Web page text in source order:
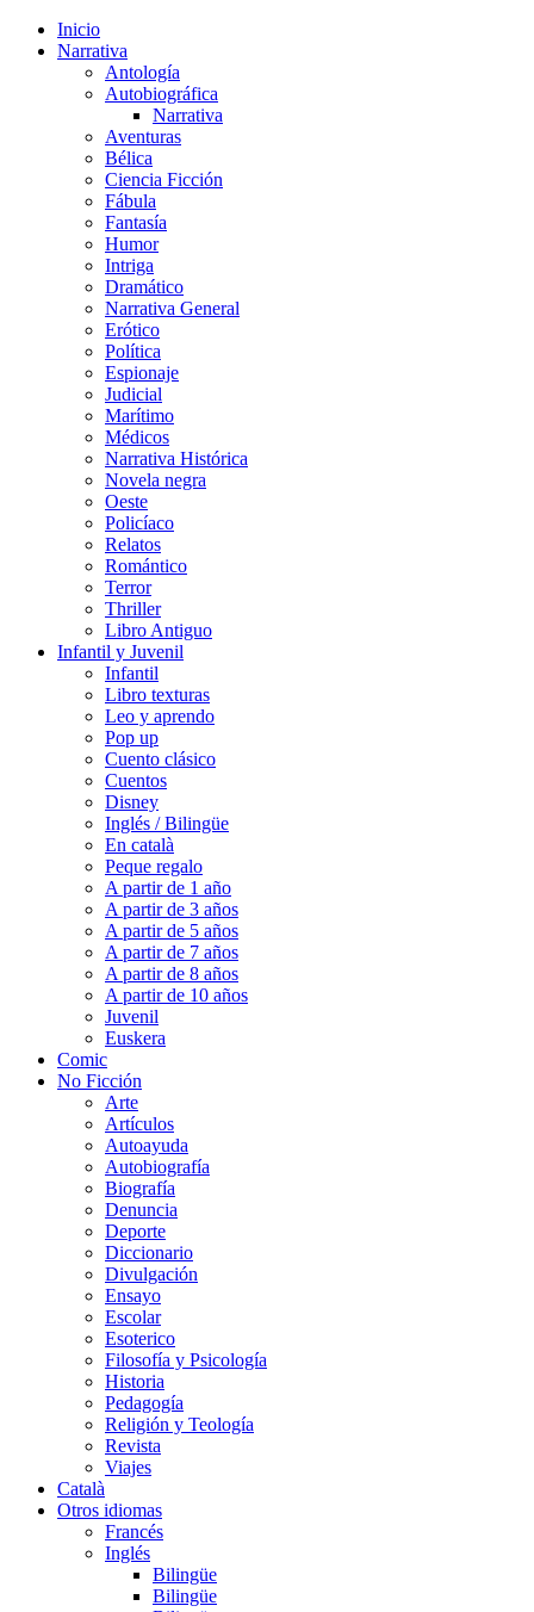
Inicio
Narrativa
Antología
Autobiográfica
Narrativa
Aventuras
Bélica
Ciencia Ficción
Fábula
Fantasía
Humor
Intriga
Dramático
Narrativa General
Erótico
Política
Espionaje
Judicial
Marítimo
Médicos
Narrativa Histórica
Novela negra
Oeste
Policíaco
Relatos
Romántico
Terror
Thriller
Libro Antiguo
Infantil y Juvenil
Infantil
Libro texturas
Leo y aprendo
Pop up
Cuento clásico
Cuentos
Disney
Inglés / Bilingüe
En català
Peque regalo
A partir de 1 año
A partir de 3 años
A partir de 5 años
A partir de 7 años
A partir de 8 años
A partir de 10 años
Juvenil
Euskera
Comic
No Ficción
Arte
Artículos
Autoayuda
Autobiografía
Biografía
Denuncia
Deporte
Diccionario
Divulgación
Ensayo
Escolar
Esoterico
Filosofía y Psicología
Historia
Pedagogía
Religión y Teología
Revista
Viajes
Català
Otros idiomas
Francés
Inglés
Bilingüe
Bilingüe